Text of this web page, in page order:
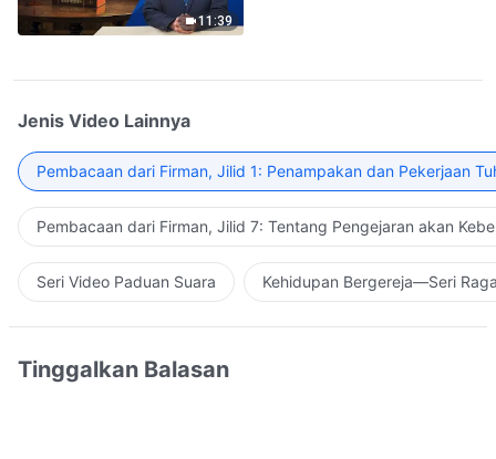
11:39
Jenis Video Lainnya
Pembacaan dari Firman, Jilid 1: Penampakan dan Pekerjaan
Pembacaan dari Firman, Jilid 7: Tentang Pengejaran akan
Seri Video Paduan Suara Kehidupan Bergereja—Seri
Tinggalkan Balasan